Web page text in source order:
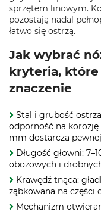
sprzętem linowym.
pozostają nadal
łatwo się ostrzą.
Jak wybrać
kryteria,
znaczenie
Stal i grubość
odporność na korozję
mm dostarcza
Długość głowni:
obozowych i
Krawędź tnąca:
ząbkowana na części
Mechanizm